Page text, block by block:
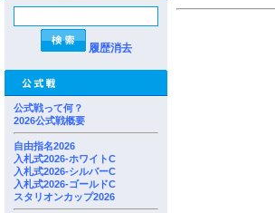
履歴消去
公式戦って何？
2026公式戦概要
自由指名2026
入札式2026-ホワイトC
入札式2026-シルバーC
入札式2026-ゴールドC
スタリオンカップ2026